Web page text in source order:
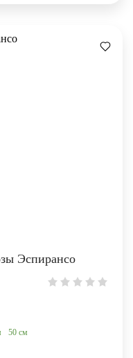
Эспирансо
50 см